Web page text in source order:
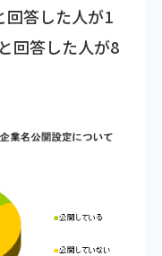
回答した人が1
回答した人が8